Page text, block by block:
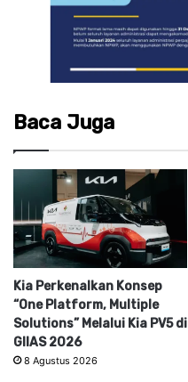
Baca Juga
Kia Perkenalkan Konsep
“One Platform, Multiple
Solutions” Melalui Kia PV5 di
GIIAS 2026
8 Agustus 2026